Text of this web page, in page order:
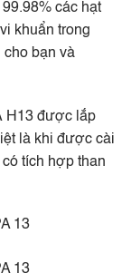
các hạt
khuẩn trong
cho bạn và
H13 được lắp
là khi được cài
tích hợp than